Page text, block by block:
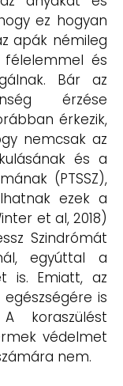
ez hogyan
apák némileg
félelemmel és
Bár az
érzése
érkezik,
nemcsak az
és a
(PTSSZ),
ezek a
et al, 2018)
Szindrómát
egyúttal a
is. Emiatt, az
is
koraszülést
védelmet
nem.